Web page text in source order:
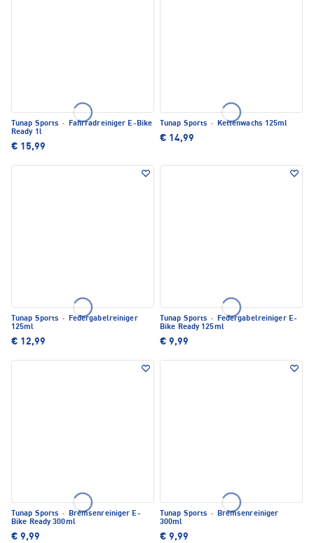
Tunap Sports ·
Fahrradreiniger E-Bike
Ready 1l
€ 15,99
Tunap Sports · Kettenwachs 125ml
€ 14,99
Tunap Sports ·
Federgabelreiniger
125ml
€ 12,99
Tunap Sports ·
Federgabelreiniger E-
Bike Ready 125ml
€ 9,99
Tunap Sports ·
Bremsenreiniger E-
Bike Ready 300ml
€ 9,99
Tunap Sports ·
Bremsenreiniger
300ml
€ 9,99